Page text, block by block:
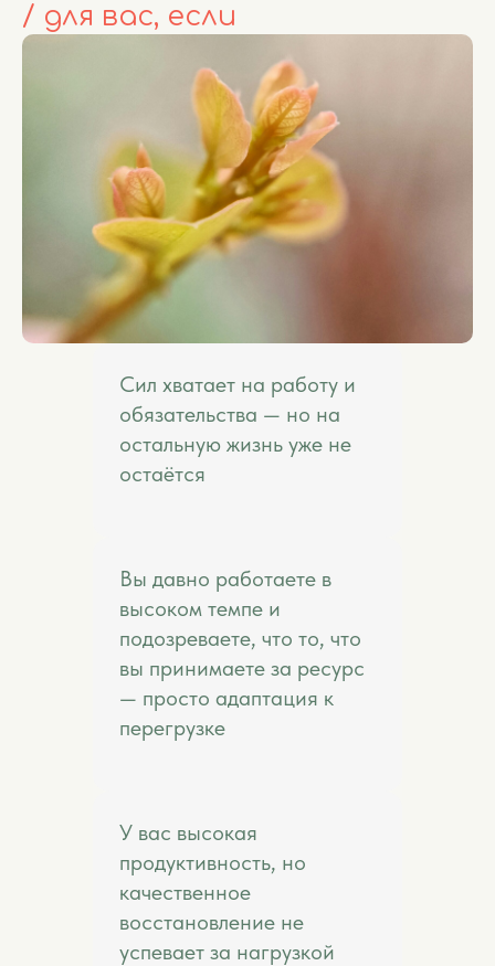
/ для вас, если
Сил хватает на работу и
обязательства — но на
остальную жизнь уже не
остаётся
Вы давно работаете в
высоком темпе и
подозреваете, что то, что
вы принимаете за ресурс
— просто адаптация к
перегрузке
У вас высокая
продуктивность, но
качественное
восстановление не
успевает за нагрузкой